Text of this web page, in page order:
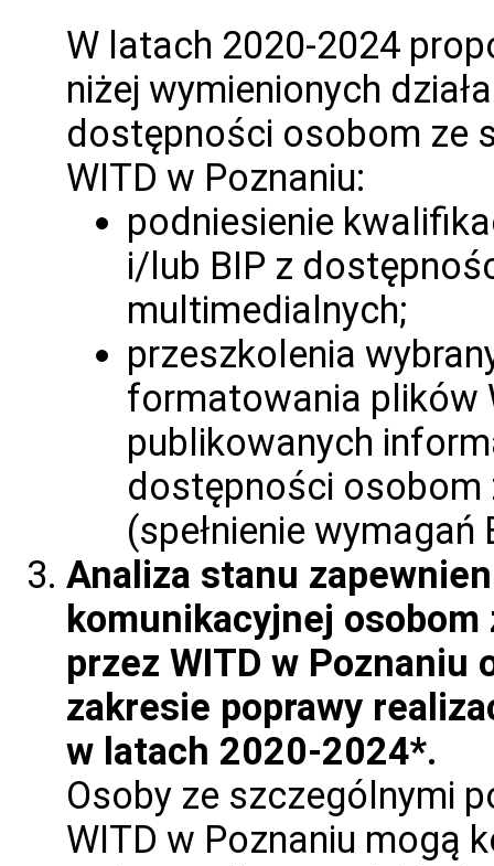
W latach 2020-2024
niżej wymienionych
dostępności osobom ze
WITD w Poznaniu:
podniesienie
i/lub BIP z
multimedialnych;
przeszkolenia
formatowania plików
publikowanych
dostępności osobom
(spełnienie
Analiza stanu
komunikacyjnej
przez WITD w Poznaniu
zakresie poprawy
w latach 2020-2024*.
Osoby ze szczególnymi
WITD w Poznaniu mogą